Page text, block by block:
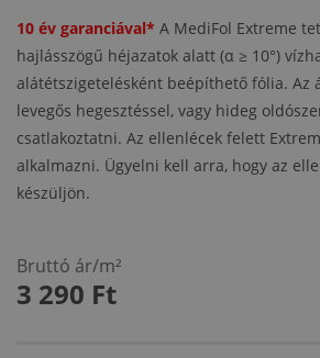
10 év garanciával* A MediFol Extreme
hajlásszögű héjazatok alatt (α ≥ 10°)
alátétszigetelésként beépíthető fólia. Az
levegős hegesztéssel, vagy hideg
csatlakoztatni. Az ellenlécek felett
alkalmazni. Ügyelni kell arra, hogy az
készüljön.
Bruttó ár/m²
3 290 Ft